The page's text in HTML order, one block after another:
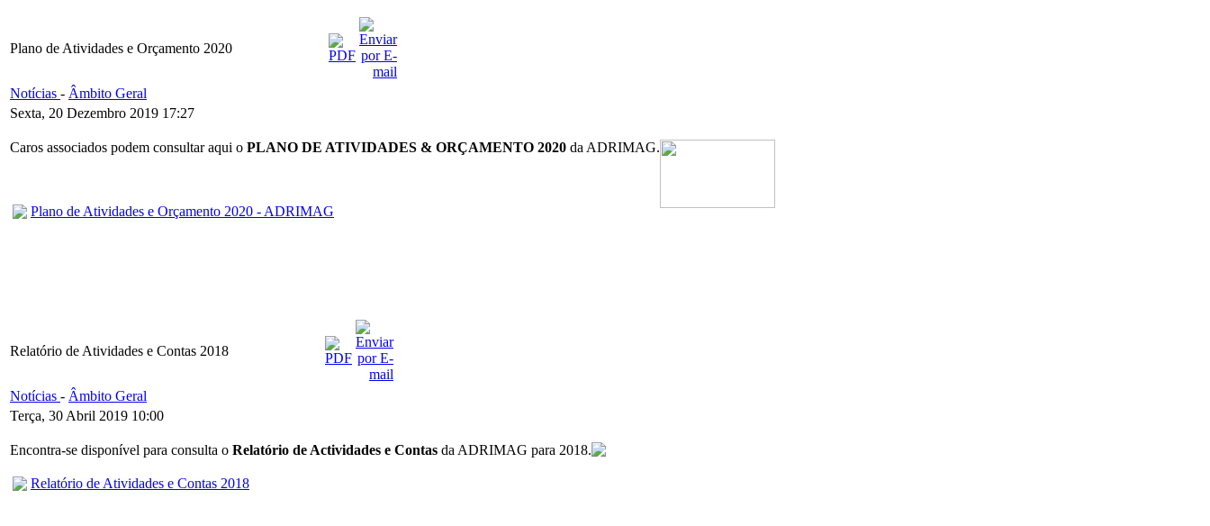
Plano de Atividades e Orçamento 2020
Notícias - Âmbito Geral
Sexta, 20 Dezembro 2019 17:27
Caros associados podem consultar aqui o PLANO DE ATIVIDADES & ORÇAMENTO 2020 da ADRIMAG.
Plano de Atividades e Orçamento 2020 - ADRIMAG
Relatório de Atividades e Contas 2018
Notícias - Âmbito Geral
Terça, 30 Abril 2019 10:00
Encontra-se disponível para consulta o Relatório de Actividades e Contas da ADRIMAG para 2018.
Relatório de Atividades e Contas 2018